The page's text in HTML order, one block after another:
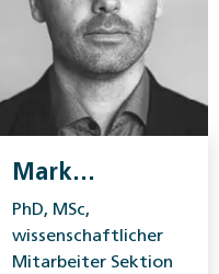
Mark
Finlayson
PhD, MSc,
wissenschaftlicher
Mitarbeiter Sektion